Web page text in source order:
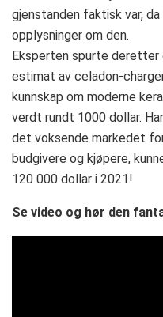
gjenstanden faktisk var,
opplysninger om den.
Eksperten spurte deretter
estimat av celadon-
kunnskap om moderne
verdt rundt 1000 dollar.
det voksende markedet
budgivere og kjøpere,
120 000 dollar i 2021!
Se video og hør den